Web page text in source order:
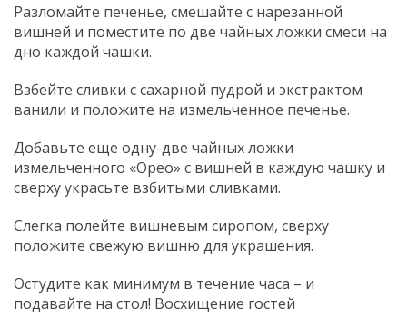
Разломайте печенье, смешайте с нарезанной
вишней и поместите по две чайных ложки смеси на
дно каждой чашки.
Взбейте сливки с сахарной пудрой и экстрактом
ванили и положите на измельченное печенье.
Добавьте еще одну-две чайных ложки
измельченного «Орео» с вишней в каждую чашку и
сверху украсьте взбитыми сливками.
Слегка полейте вишневым сиропом, сверху
положите свежую вишню для украшения.
Остудите как минимум в течение часа – и
подавайте на стол! Восхищение гостей